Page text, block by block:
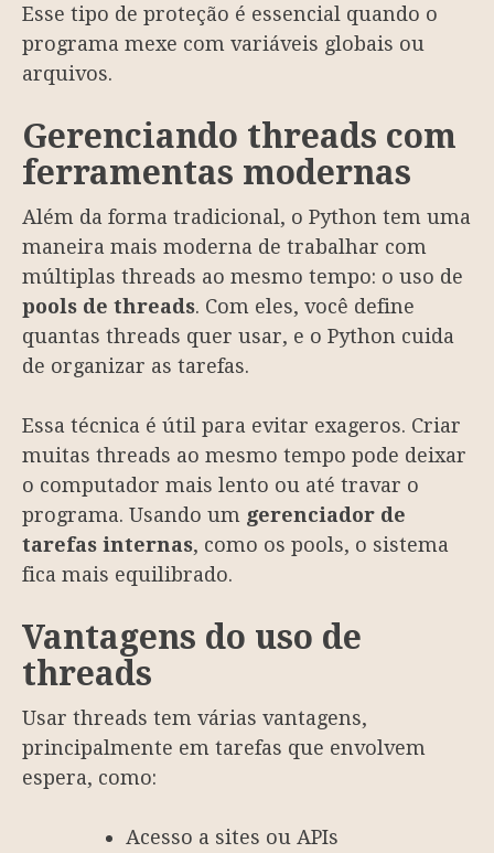
Esse tipo de proteção é essencial quando o
programa mexe com variáveis globais ou
arquivos.
Gerenciando threads com
ferramentas modernas
Além da forma tradicional, o Python tem uma
maneira mais moderna de trabalhar com
múltiplas threads ao mesmo tempo: o uso de
pools de threads. Com eles, você define
quantas threads quer usar, e o Python cuida
de organizar as tarefas.
Essa técnica é útil para evitar exageros. Criar
muitas threads ao mesmo tempo pode deixar
o computador mais lento ou até travar o
programa. Usando um gerenciador de
tarefas internas, como os pools, o sistema
fica mais equilibrado.
Vantagens do uso de
threads
Usar threads tem várias vantagens,
principalmente em tarefas que envolvem
espera, como:
Acesso a sites ou APIs